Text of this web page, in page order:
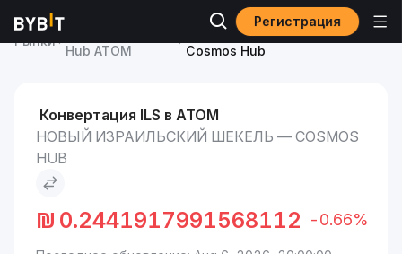
Регистрация
Рынки
Hub ATOM
Новый израильский шекель to
Cosmos Hub
Конвертация ILS в ATOM
НОВЫЙ ИЗРАИЛЬСКИЙ ШЕКЕЛЬ — COSMOS
HUB
₪ 0.2441917991568112 -0.66%